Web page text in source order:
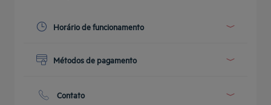
callback
to book
CONTACTE-
Horário de funcionamento
18:00 - 23:00
Métodos de pagamento
Cartão de Crédito
Contato